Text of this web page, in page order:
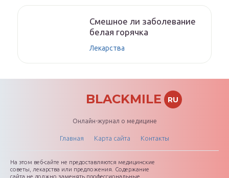
Смешное ли заболевание
белая горячка
Лекарства
BLACKMILE RU
Онлайн-журнал о медицине
Главная Карта сайта Контакты
На этом веб-сайте не предоставляются медицинские
советы, лекарства или предложения. Содержание
сайта не должно заменять профессиональные